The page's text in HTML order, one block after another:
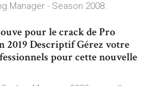
Manager - Season 2008.
pour le crack de Pro
2019 Descriptif Gérez votre
pour cette nouvelle